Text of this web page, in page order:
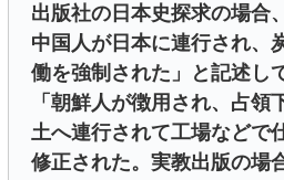
出版社の日本史探求の場合
中国人が日本に連行され、
働を強制された」と記述し
「朝鮮人が徴用され、占領
土へ連行されて工場などで
修正された。実教出版の場